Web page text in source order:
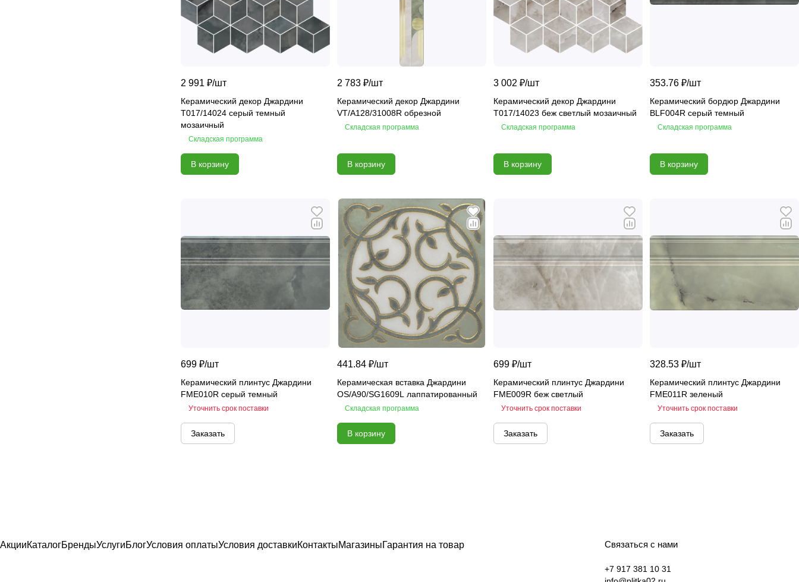
2 991 ₽/шт
Керамический декор Джардини
T017/14024 серый темный
мозаичный
Складская программа
В корзину
2 783 ₽/шт
Керамический декор Джардини
VT/A128/31008R обрезной
Складская программа
В корзину
3 002 ₽/шт
Керамический декор Джардини
T017/14023 беж светлый мозаичный
Складская программа
В корзину
353.76 ₽/шт
Керамический бордюр Джардини
BLF004R серый темный
Складская программа
В корзину
699 ₽/шт
Керамический плинтус Джардини
FME010R серый темный
Уточнить срок поставки
Заказать
441.84 ₽/шт
Керамическая вставка Джардини
OS/A90/SG1609L лаппатированный
Складская программа
В корзину
699 ₽/шт
Керамический плинтус Джардини
FME009R беж светлый
Уточнить срок поставки
Заказать
328.53 ₽/шт
Керамический плинтус Джардини
FME011R зеленый
Уточнить срок поставки
Заказать
Metro
АкцииКаталогБрендыУслугиБлогУсловия оплатыУсловия доставкиКонтактыМагазиныГарантия на товар Связаться с нами
+7 917 381 10 31